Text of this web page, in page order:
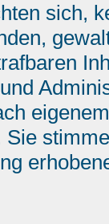
sich,
Sie